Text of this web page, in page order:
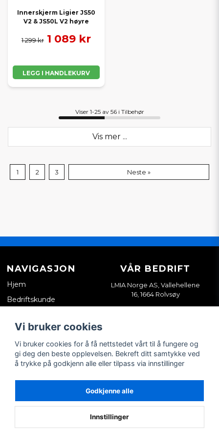
Innerskjerm Ligier JS50
V2 & JS50L V2 høyre
1 299 kr 1 089 kr
LEGG I HANDLEKURV
Viser 1-25 av 56 i Tilbehør
Vis mer ...
1 2 3 Neste »
NAVIGASJON
Hjem
Bedriftskunde
Salgsvilkår
Tips & guider
VÅR BEDRIFT
LMIA Norge AS, Vallehellene
16, 1664 Rolvsøy
Org. nr. 933898814
SOSIALE MEDIER
Facebook
MIN KONTO
Logg inn
Registrer konto
Vi bruker cookies
Vi bruker cookies for å få nettstedet vårt til å fungere og
gi deg den beste opplevelsen. Bekreft ditt samtykke ved
å trykke på godkjenn alle eller tilpass via innstillinger
Godkjenne alle
Innstillinger